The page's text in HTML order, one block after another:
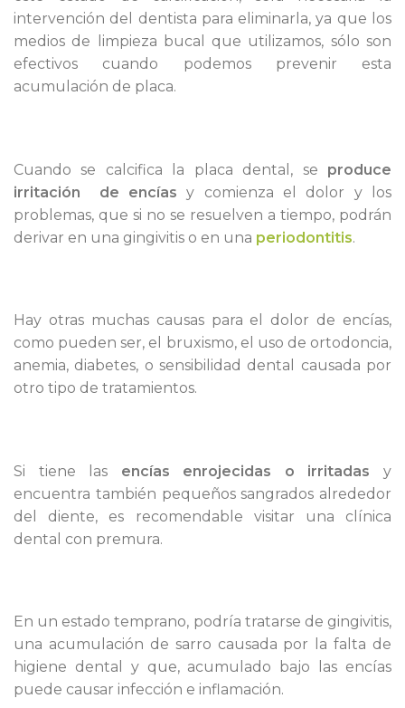
intervención del dentista para eliminarla, ya que los
medios de limpieza bucal que utilizamos, sólo son
efectivos cuando podemos prevenir esta
acumulación de placa.
Cuando se calcifica la placa dental, se produce
irritación de encías y comienza el dolor y los
problemas, que si no se resuelven a tiempo, podrán
derivar en una gingivitis o en una periodontitis.
Hay otras muchas causas para el dolor de encías,
como pueden ser, el bruxismo, el uso de ortodoncia,
anemia, diabetes, o sensibilidad dental causada por
otro tipo de tratamientos.
Si tiene las encías enrojecidas o irritadas y
encuentra también pequeños sangrados alrededor
del diente, es recomendable visitar una clínica
dental con premura.
En un estado temprano, podría tratarse de gingivitis,
una acumulación de sarro causada por la falta de
higiene dental y que, acumulado bajo las encías
puede causar infección e inflamación.